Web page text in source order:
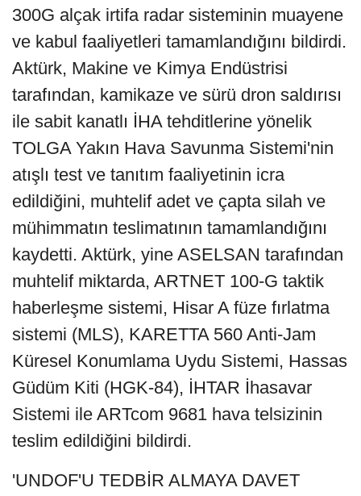
300G alçak irtifa radar sisteminin muayene
ve kabul faaliyetleri tamamlandığını bildirdi.
Aktürk, Makine ve Kimya Endüstrisi
tarafından, kamikaze ve sürü dron saldırısı
ile sabit kanatlı İHA tehditlerine yönelik
TOLGA Yakın Hava Savunma Sistemi'nin
atışlı test ve tanıtım faaliyetinin icra
edildiğini, muhtelif adet ve çapta silah ve
mühimmatın teslimatının tamamlandığını
kaydetti. Aktürk, yine ASELSAN tarafından
muhtelif miktarda, ARTNET 100-G taktik
haberleşme sistemi, Hisar A füze fırlatma
sistemi (MLS), KARETTA 560 Anti-Jam
Küresel Konumlama Uydu Sistemi, Hassas
Güdüm Kiti (HGK-84), İHTAR İhasavar
Sistemi ile ARTcom 9681 hava telsizinin
teslim edildiğini bildirdi.
'UNDOF'U TEDBİR ALMAYA DAVET